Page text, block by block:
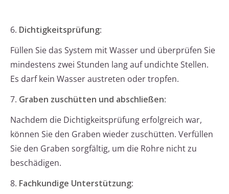
6. Dichtigkeitsprüfung:
Füllen Sie das System mit Wasser und überprüfen Sie
mindestens zwei Stunden lang auf undichte Stellen.
Es darf kein Wasser austreten oder tropfen.
7. Graben zuschütten und abschließen:
Nachdem die Dichtigkeitsprüfung erfolgreich war,
können Sie den Graben wieder zuschütten. Verfüllen
Sie den Graben sorgfältig, um die Rohre nicht zu
beschädigen.
8. Fachkundige Unterstützung: